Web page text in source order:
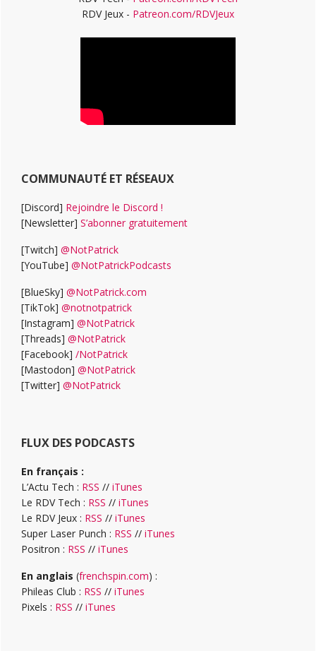
RDV Jeux - Patreon.com/RDVJeux
COMMUNAUTÉ ET RÉSEAUX
[Discord] Rejoindre le Discord !
[Newsletter] S’abonner gratuitement
[Twitch] @NotPatrick
[YouTube] @NotPatrickPodcasts
[BlueSky] @NotPatrick.com
[TikTok] @notnotpatrick
[Instagram] @NotPatrick
[Threads] @NotPatrick
[Facebook] /NotPatrick
[Mastodon] @NotPatrick
[Twitter] @NotPatrick
FLUX DES PODCASTS
En français :
L’Actu Tech : RSS // iTunes
Le RDV Tech : RSS // iTunes
Le RDV Jeux : RSS // iTunes
Super Laser Punch : RSS // iTunes
Positron : RSS // iTunes
En anglais (frenchspin.com) :
Phileas Club : RSS // iTunes
Pixels : RSS // iTunes